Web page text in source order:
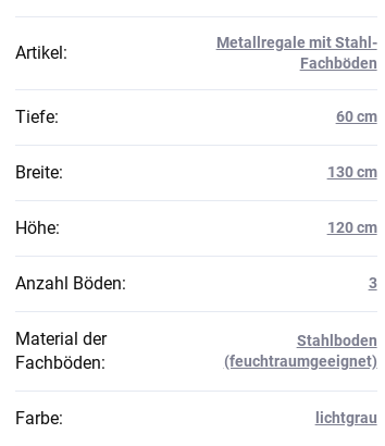
Artikel:
Metallregale mit Stahl-
Fachböden
Tiefe: 60 cm
Breite: 130 cm
Höhe: 120 cm
Anzahl Böden: 3
Material der
Fachböden:
Stahlboden
(feuchtraumgeeignet)
Farbe: lichtgrau